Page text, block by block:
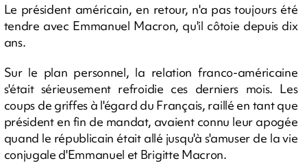
Le président américain, en retour, n'a pas toujours été
tendre avec Emmanuel Macron, qu'il côtoie depuis dix
ans.
Sur le plan personnel, la relation franco-américaine
s'était sérieusement refroidie ces derniers mois. Les
coups de griffes à l'égard du Français, raillé en tant que
président en fin de mandat, avaient connu leur apogée
quand le républicain était allé jusqu'à s'amuser de la vie
conjugale d'Emmanuel et Brigitte Macron.